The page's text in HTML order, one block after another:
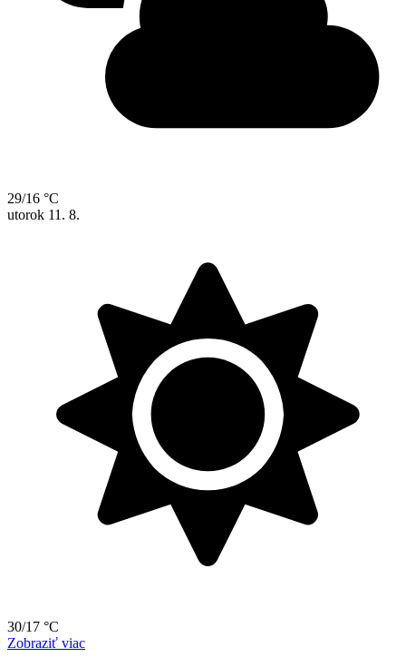
29/16 °C
utorok 11. 8.
30/17 °C
Zobraziť viac